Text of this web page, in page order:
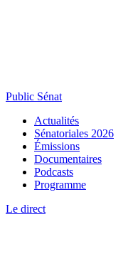
Public Sénat
Actualités
Sénatoriales 2026
Émissions
Documentaires
Podcasts
Programme
Le direct